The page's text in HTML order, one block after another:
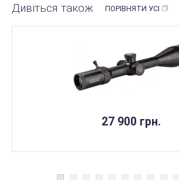
Дивіться також ПОРІВНЯТИ УСІ
27 900 грн.